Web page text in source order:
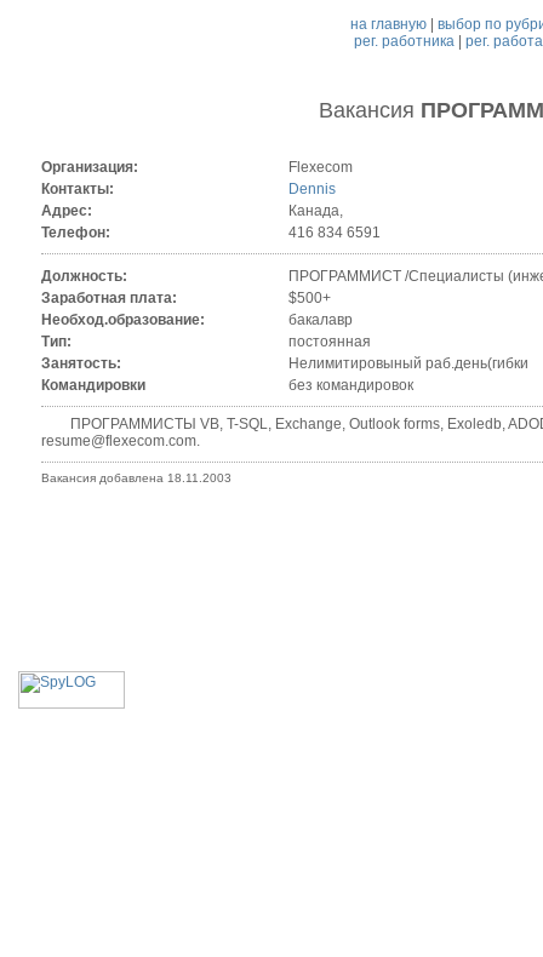
на главную |выбор по
рег. работника| рег.
Вакансия
Организация:
Flexecom
Контакты:
Dennis
Адрес:
Канада,
Телефон:
416 834 6591
Должность:
ПРОГРАММИСТ /Специалисты
Заработная плата:
$500+
Необход.образование:
бакалавр
Тип:
постоянная
Занятость:
Нелимитировыный раб.день(гибки
Командировки
без командировок
ПРОГРАММИСТЫ VB, T-SQL, Exchange, Outlook forms, Exoledb,
resume@flexecom.com.
Вакансия добавлена 18.11.2003